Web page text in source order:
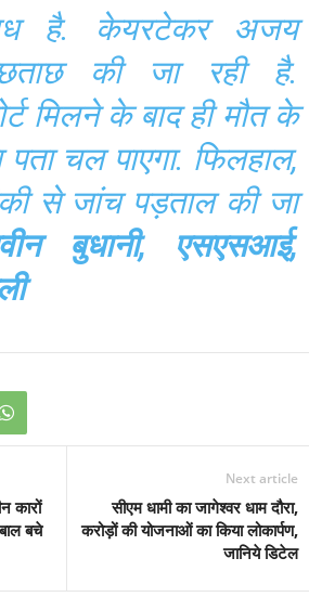
है. केयरटेकर अजय
की जा रही है.
मिलने के बाद ही मौत के
पता चल पाएगा. फिलहाल,
से जांच पड़ताल की जा
बुधानी, एसएसआई,
कारों
बचे
Next article
सीएम धामी का जागेश्वर धाम दौरा,
करोड़ों की योजनाओं का किया लोकार्पण,
जानिये डिटेल